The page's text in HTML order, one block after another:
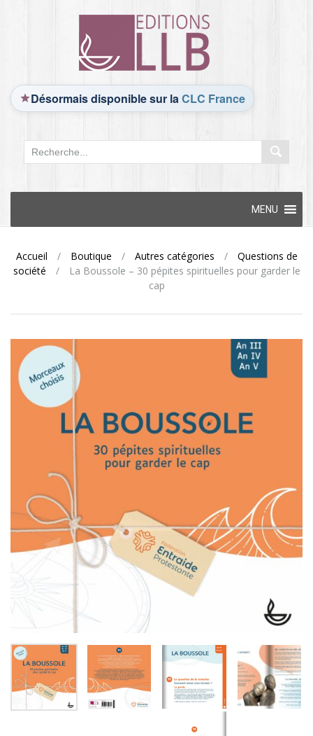
Désormais disponible sur laCLC France
content
MENU
Accueil / Boutique / Autres catégories /
Questions de
société
/
La Boussole – 30 pépites spirituelles pour garder le
cap